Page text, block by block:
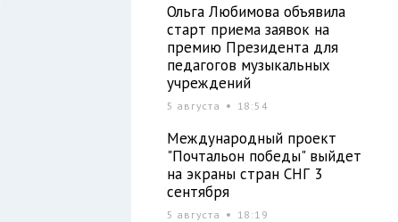
Ольга Любимова объявила
старт приема заявок на
премию Президента для
педагогов музыкальных
учреждений
5 августа 18:54
Международный проект
"Почтальон победы" выйдет
на экраны стран СНГ 3
сентября
5 августа 18:19